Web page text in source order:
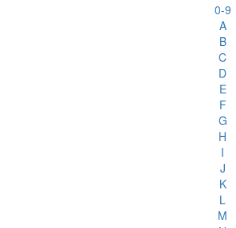
0-9
A
B
C
D
E
F
G
H
I
J
K
L
M